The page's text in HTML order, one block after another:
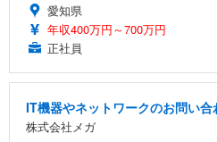
愛知県
年収400万円～700万円
正社員
IT機器やネットワークのお問い合
株式会社メガ